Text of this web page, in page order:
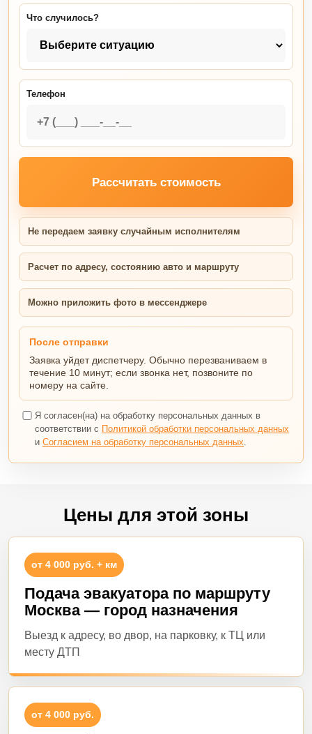
Что случилось?
Телефон
Рассчитать стоимость
Не передаем заявку случайным исполнителям
Расчет по адресу, состоянию авто и маршруту
Можно приложить фото в мессенджере
После отправки
Заявка уйдет диспетчеру. Обычно перезваниваем в
течение 10 минут; если звонка нет, позвоните по
номеру на сайте.
Я согласен(на) на обработку персональных данных в
соответствии с Политикой обработки персональных данных
и Согласием на обработку персональных данных.
Цены для этой зоны
от 4 000 руб. + км
Подача эвакуатора по маршруту
Москва — город назначения
Выезд к адресу, во двор, на парковку, к ТЦ или
месту ДТП
от 4 000 руб.